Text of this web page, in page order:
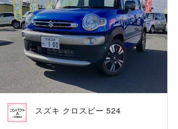
スズキ クロスビー 524